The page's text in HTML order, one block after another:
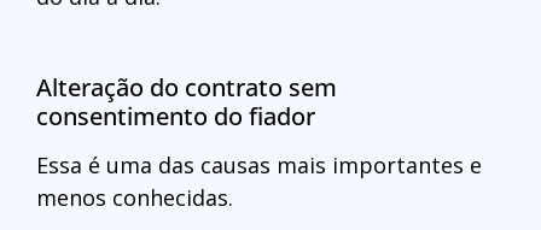
Alteração do contrato sem
consentimento do fiador
Essa é uma das causas mais importantes e
menos conhecidas.